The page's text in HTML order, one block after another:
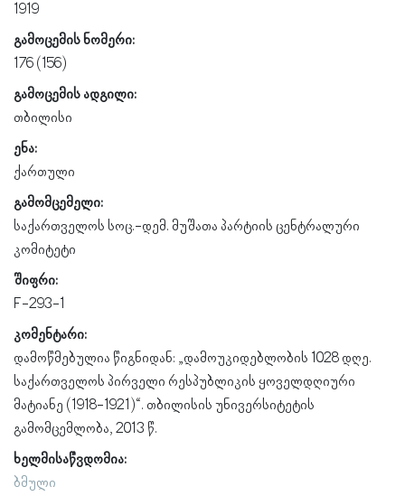
1919
გამოცემის ნომერი:
176 (156)
გამოცემის ადგილი:
თბილისი
ენა:
ქართული
გამომცემელი:
საქართველოს სოც.-დემ. მუშათა პარტიის ცენტრალური
კომიტეტი
შიფრი:
F-293-1
კომენტარი:
დამოწმებულია წიგნიდან: „დამოუკიდებლობის 1028 დღე.
საქართველოს პირველი რესპუბლიკის ყოველდღიური
მატიანე (1918-1921)“. თბილისის უნივერსიტეტის
გამომცემლობა, 2013 წ.
ხელმისაწვდომია:
ბმული